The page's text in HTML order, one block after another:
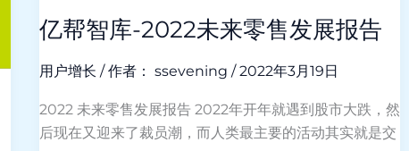
亿帮智库-2022未来零售发展报告
用户增长 / 作者： ssevening /2022年3月19日
2022 未来零售发展报告 2022年开年就遇到股市大跌，然
后现在又迎来了裁员潮，而人类最主要的活动其实就是交
展
报
告